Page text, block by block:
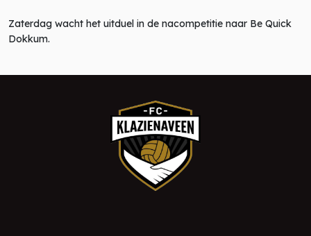
Zaterdag wacht het uitduel in de nacompetitie naar Be Quick
Dokkum.